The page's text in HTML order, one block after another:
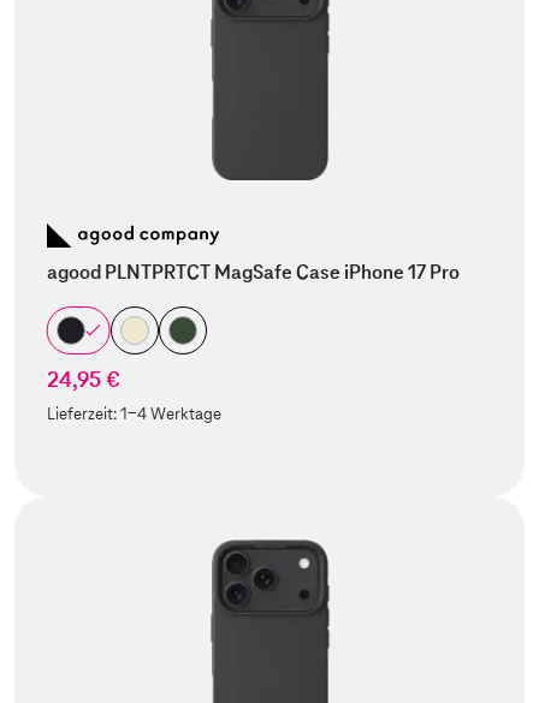
agood PLNTPRTCT MagSafe Case iPhone 17 Pro
24,95 €
Lieferzeit:1-4 Werktage